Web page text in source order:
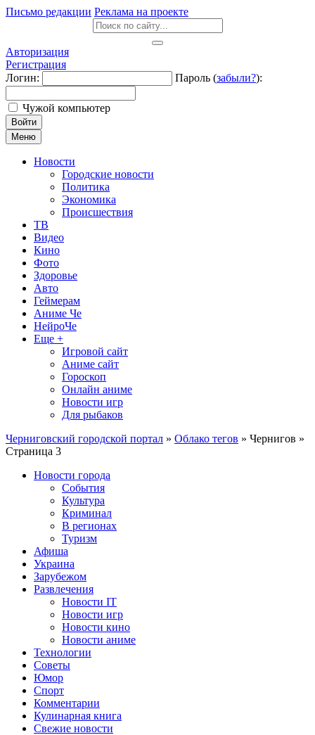
Письмо редакции Реклама на проекте
Авторизация
Регистрация
Логин:
Пароль (забыли?):
Чужой компьютер
Войти
Меню
Новости
Городские новости
Политика
Экономика
Происшествия
ТВ
Видео
Кино
Фото
Здоровье
Авто
Геймерам
Аниме Че
НейроЧе
Еще +
Игровой сайт
Аниме сайт
Гороскоп
Онлайн аниме
Новости игр
Для рыбаков
Черниговский городской портал » Облако тегов » Чернигов »
Страница 3
Новости города
События
Культура
Криминал
В регионах
Туризм
Афиша
Украина
Зарубежом
Развлечения
Новости IT
Новости игр
Новости кино
Новости аниме
Технологии
Советы
Юмор
Спорт
Комментарии
Кулинарная книга
Свежие новости